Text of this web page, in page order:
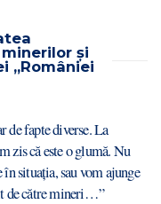
și
„României
de fapte diverse. La
zis că este o glumă. Nu
situaţia, sau vom ajunge
de către mineri…”